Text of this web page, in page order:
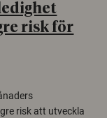
risk för
risk att utveckla